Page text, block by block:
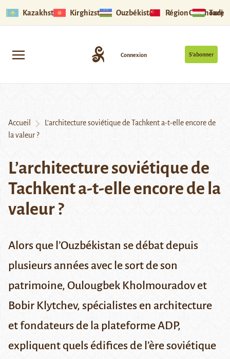
Kazakhstan Kirghizstan Ouzbékistan Région Ouïghoure
S’abonner
Connexion
Accueil
L’architecture soviétique de Tachkent a-t-elle encore de
la valeur ?
L’architecture soviétique de
Tachkent a-t-elle encore de la
valeur ?
Alors que l’Ouzbékistan se débat depuis
plusieurs années avec le sort de son
patrimoine, Oulougbek Kholmouradov et
Bobir Klytchev, spécialistes en architecture
et fondateurs de la plateforme ADP,
expliquent quels édifices de l’ère soviétique